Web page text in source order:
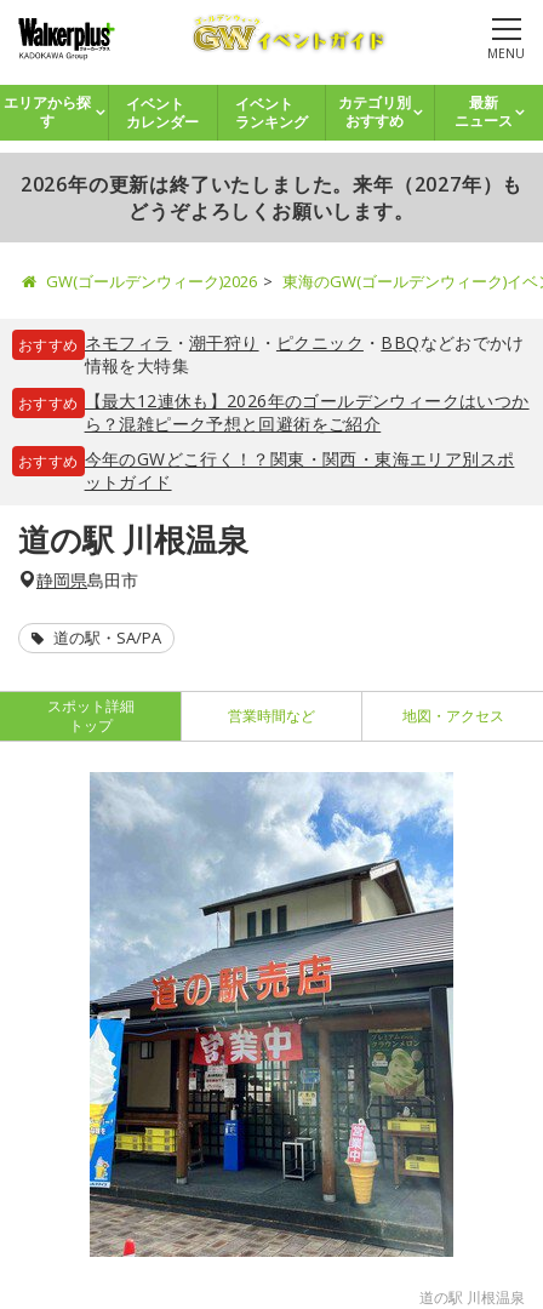
MENU
エリアから探
す
イベント
カレンダー
イベント
ランキング
カテゴリ別
おすすめ
最新
ニュース
2026年の更新は終了いたしました。来年（2027年）も
どうぞよろしくお願いします。
GW(ゴールデンウィーク)2026 東海のGW(ゴールデンウィーク)イ
おすすめ ネモフィラ ・ 潮干狩り ・ ピクニック ・ BBQなどおでかけ
情報を大特集
おすすめ
【最大12連休も】2026年のゴールデンウィークはいつか
ら？混雑ピーク予想と回避術をご紹介
おすすめ 今年のGWどこ行く！？関東・関西・東海エリア別スポ
ットガイド
道の駅 川根温泉
静岡県島田市
道の駅・SA/PA
スポット詳細
トップ
営業時間など 地図・アクセス
道の駅 川根温泉